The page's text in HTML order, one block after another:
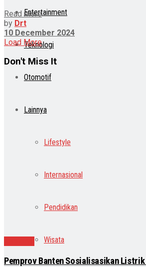
Entertainment
Teknologi
Otomotif
Lainnya
Lifestyle
Internasional
Pendidikan
Wisata
Read more
by Drt
10 December 2024
Load More
Don't Miss It
Pemprov Banten Sosialisasikan Listrik